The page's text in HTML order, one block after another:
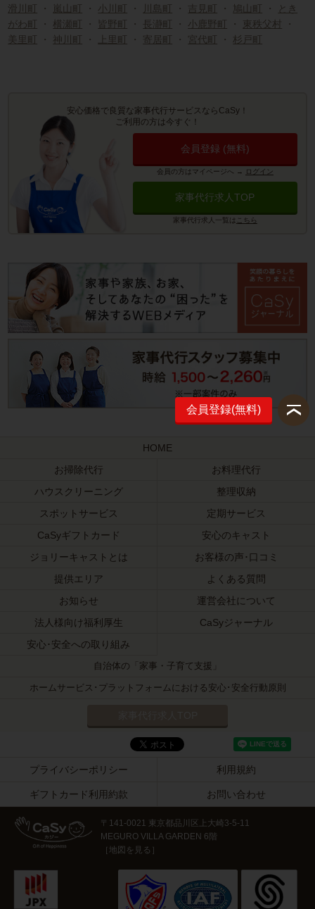
滑川町 ・ 嵐山町 ・ 小川町 ・ 川島町 ・ 吉見町 ・ 鳩山町 ・
とき
がわ町 ・ 横瀬町 ・ 皆野町 ・ 長瀞町 ・ 小鹿野町 ・ 東秩父村
・
美里町 ・ 神川町 ・ 上里町 ・ 寄居町 ・ 宮代町 ・杉戸町
安心価格で良質な家事代行サービスならCaSy！
ご利用の方は今すぐ！
会員登録 (無料)
会員の方はマイページへ → ログイン
家事代行求人TOP
家事代行求人一覧は こちら
会員登録(無料)
HOME
お掃除代行
お料理代行
ハウスクリーニング
整理収納
スポットサービス
定期サービス
CaSyギフトカード
安心のキャスト
ジョリーキャストとは
お客様の声･口コミ
提供エリア
よくある質問
お知らせ
運営会社について
法人様向け福利厚生
CaSyジャーナル
安心･安全への取り組み
自治体の「家事・子育て支援」
ホームサービス･プラットフォームにおける安心･安全行動原則
プライバシーポリシー 利用規約
ギフトカード利用約款 お問い合わせ
〒141-0021 東京都品川区上大崎3-5-11
MEGURO VILLA GARDEN 6階
［地図を見る ］